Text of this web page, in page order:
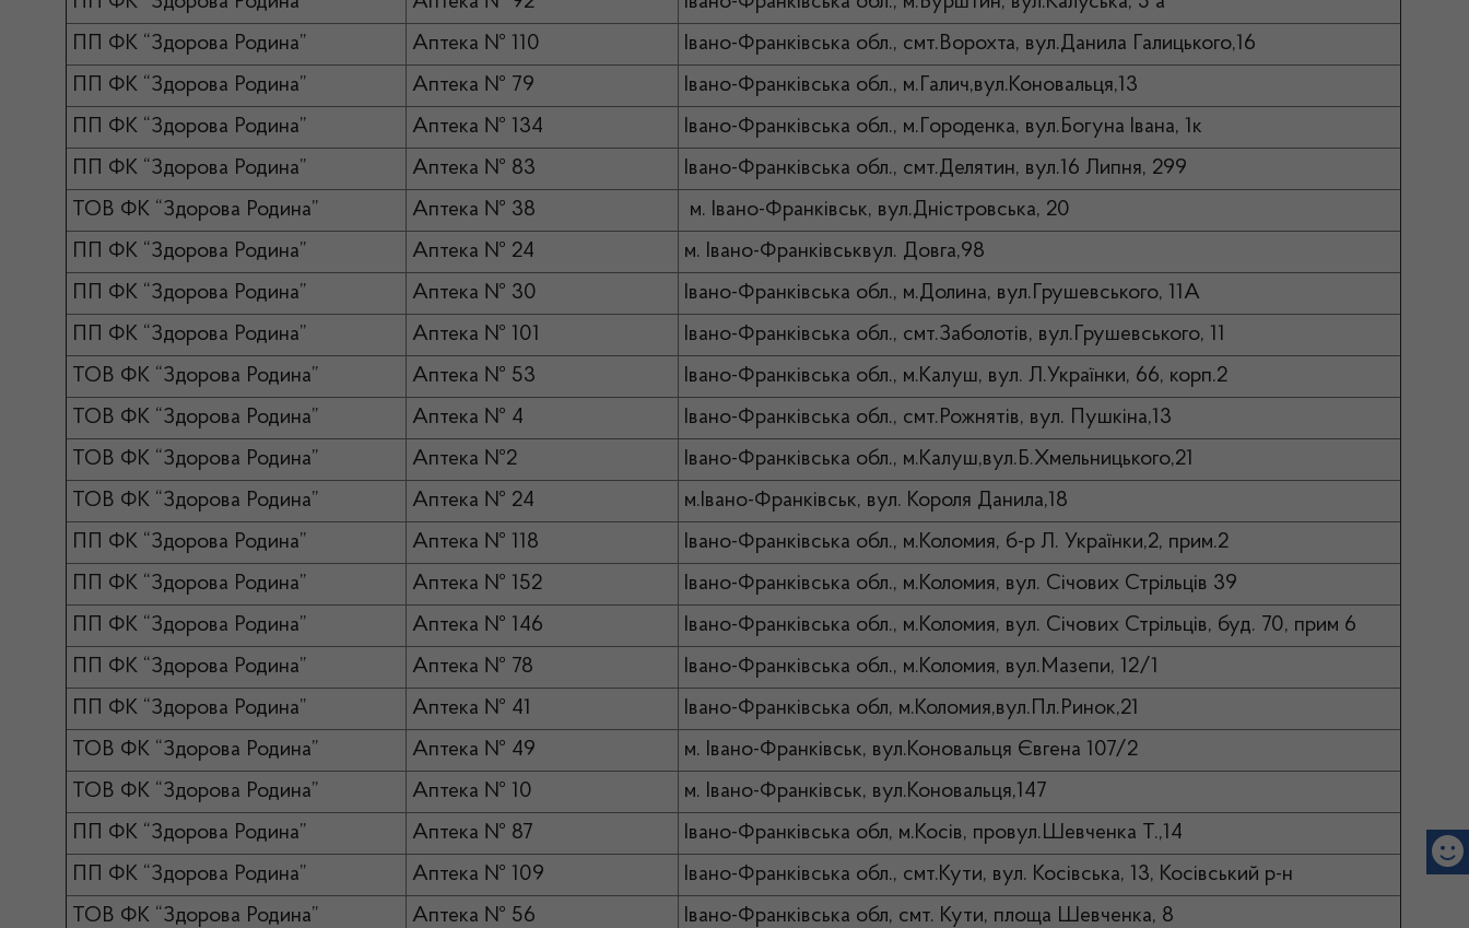
ПП ФК “Здорова Родина”
Аптека № 110
Івано-Франківська обл., смт.Ворохта, вул.Данила Галицького,16
ПП ФК “Здорова Родина”
Аптека № 79
Івано-Франківська обл., м.Галич,вул.Коновальця,13
ПП ФК “Здорова Родина”
Аптека № 134
Івано-Франківська обл., м.Городенка, вул.Богуна Івана, 1к
ПП ФК “Здорова Родина”
Аптека № 83
Івано-Франківська обл., смт.Делятин, вул.16 Липня, 299
ТОВ ФК “Здорова Родина”
Аптека № 38
м. Івано-Франківськ, вул.Дністровська, 20
ПП ФК “Здорова Родина”
Аптека № 24
м. Івано-Франківськвул. Довга,98
ПП ФК “Здорова Родина”
Аптека № 30
Івано-Франківська обл., м.Долина, вул.Грушевського, 11А
ПП ФК “Здорова Родина”
Аптека № 101
Івано-Франківська обл., смт.Заболотів, вул.Грушевського, 11
ТОВ ФК “Здорова Родина”
Аптека № 53
Івано-Франківська обл., м.Калуш, вул. Л.Українки, 66, корп.2
ТОВ ФК “Здорова Родина”
Аптека № 4
Івано-Франківська обл., смт.Рожнятів, вул. Пушкіна,13
ТОВ ФК “Здорова Родина”
Аптека №2
Івано-Франківська обл., м.Калуш,вул.Б.Хмельницького,21
ТОВ ФК “Здорова Родина”
Аптека № 24
м.Івано-Франківськ, вул. Короля Данила,18
ПП ФК “Здорова Родина”
Аптека № 118
Івано-Франківська обл., м.Коломия, б-р Л. Українки,2, прим.2
ПП ФК “Здорова Родина”
Аптека № 152
Івано-Франківська обл., м.Коломия, вул. Січових Стрільців 39
ПП ФК “Здорова Родина”
Аптека № 146
Івано-Франківська обл., м.Коломия, вул. Січових Стрільців, буд. 70, прим 6
ПП ФК “Здорова Родина”
Аптека № 78
Івано-Франківська обл., м.Коломия, вул.Мазепи, 12/1
ПП ФК “Здорова Родина”
Аптека № 41
Івано-Франківська обл, м.Коломия,вул.Пл.Ринок,21
ТОВ ФК “Здорова Родина”
Аптека № 49
м. Івано-Франківськ, вул.Коновальця Євгена 107/2
ТОВ ФК “Здорова Родина”
Аптека № 10
м. Івано-Франківськ, вул.Коновальця,147
ПП ФК “Здорова Родина”
Аптека № 87
Івано-Франківська обл, м.Косів, провул.Шевченка Т.,14
ПП ФК “Здорова Родина”
Аптека № 109
Івано-Франківська обл., смт.Кути, вул. Косівська, 13, Косівський р-н
ТОВ ФК “Здорова Родина”
Аптека № 56
Івано-Франківська обл, смт. Кути, площа Шевченка, 8